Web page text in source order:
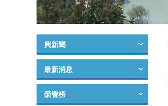
興新聞
最新消息
榮譽榜